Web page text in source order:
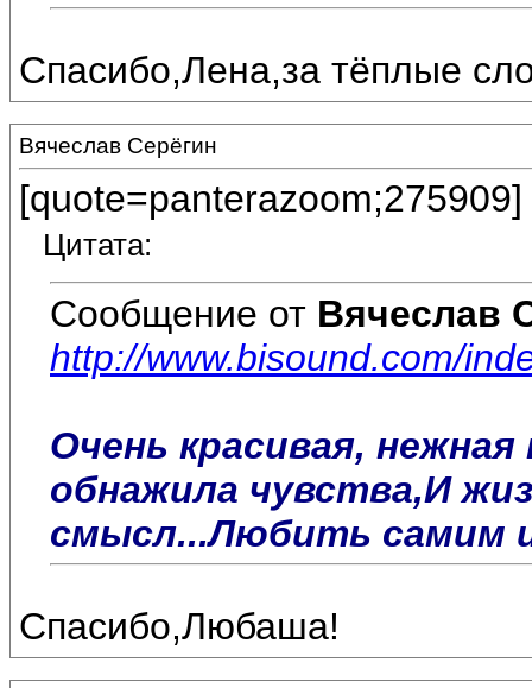
Спасибо,Лена,за тёплые
Вячеслав Серёгин
[quote=panterazoom;275909]
Цитата:
Сообщение от Вячеслав
http://www.bisound.com/
Очень красивая,
обнажила чувства,И
смысл...Любить самим
Спасибо,Любаша!